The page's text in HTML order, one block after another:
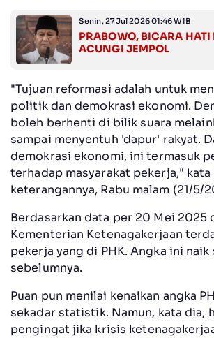
Senin, 27 Jul 2026 01:46 WIB
PRABOWO, BICARA HATI
ACUNGI JEMPOL
"Tujuan reformasi adalah untuk
politik dan demokrasi ekonomi.
boleh berhenti di bilik suara
sampai menyentuh 'dapur' rakyat.
demokrasi ekonomi, ini termasuk
terhadap masyarakat pekerja," kata
keterangannya, Rabu malam (21/5/
Berdasarkan data per 20 Mei 2025
Kementerian Ketenagakerjaan
pekerja yang di PHK. Angka ini
sebelumnya.
Puan pun menilai kenaikan angka
sekadar statistik. Namun, kata dia,
pengingat jika krisis